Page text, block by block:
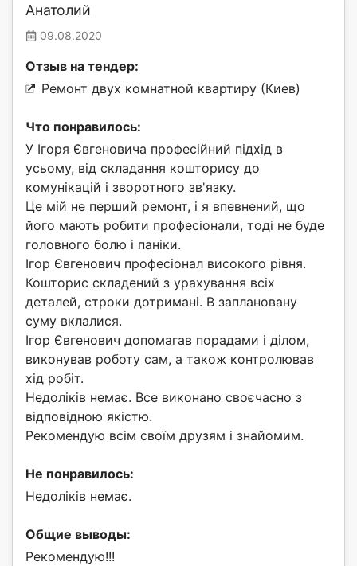
Анатолий
09.08.2020
Отзыв на тендер:
Ремонт двух комнатной квартиру (Киев)
Что понравилось:
У Ігоря Євгеновича професійний підхід в
усьому, від складання кошторису до
комунікацій і зворотного зв'язку.
Це мій не перший ремонт, і я впевнений, що
його мають робити професіонали, тоді не буде
головного болю і паніки.
Ігор Євгенович професіонал високого рівня.
Кошторис складений з урахування всіх
деталей, строки дотримані. В заплановану
суму вклалися.
Ігор Євгенович допомагав порадами і ділом,
виконував роботу сам, а також контролював
хід робіт.
Недоліків немає. Все виконано своєчасно з
відповідною якістю.
Рекомендую всім своїм друзям і знайомим.
Не понравилось:
Недоліків немає.
Общие выводы:
Рекомендую!!!